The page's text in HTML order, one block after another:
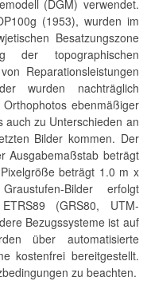
(DGM) verwendet.
(1953), wurden im
Besatzungszone
der topographischen
Reparationsleistungen
wurden nachträglich
ebenmäßiger
auch zu Unterschieden an
Bilder kommen. Der
Ausgabemaßstab beträgt
beträgt 1.0 m x
Bilder erfolgt
(GRS80, UTM-
Bezugssysteme ist auf
über automatisierte
kostenfrei bereitgestellt.
zu beachten.